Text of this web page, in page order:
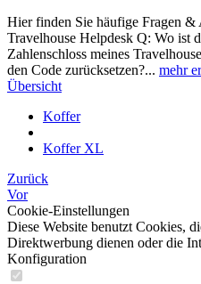
Hier finden Sie häufige Fragen
Travelhouse Helpdesk Q: Wo ist
Zahlenschloss meines
den Code zurücksetzen?... mehr
Übersicht
Koffer
Koffer XL
Zurück
Vor
Cookie-Einstellungen
Diese Website benutzt Cookies,
Direktwerbung dienen oder die
Konfiguration